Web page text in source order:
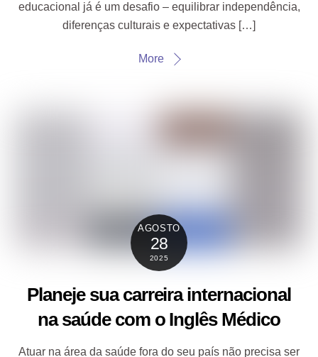
educacional já é um desafio – equilibrar independência,
diferenças culturais e expectativas […]
More
AGOSTO
28
2025
Planeje sua carreira internacional
na saúde com o Inglês Médico
Atuar na área da saúde fora do seu país não precisa ser